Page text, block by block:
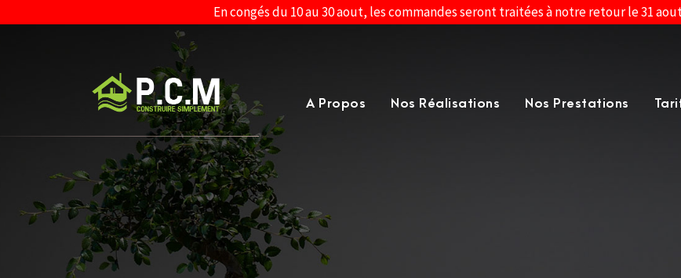
En congés du 10 au 30 aout, les commandes seront traitées à notre retour le 31
A Propos Nos Réalisations Nos Prestations